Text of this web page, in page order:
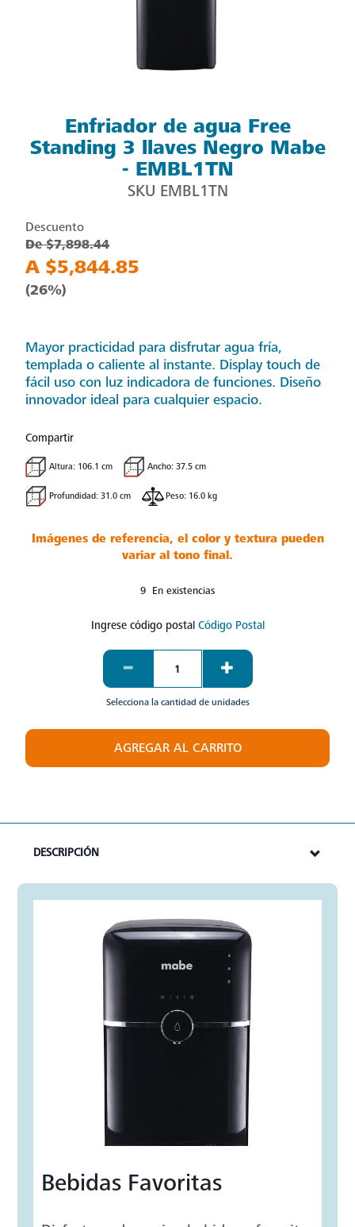
Enfriador de agua Free
Standing 3 llaves Negro Mabe
- EMBL1TN
SKU EMBL1TN
Descuento
De $7,898.44
A $5,844.85
(26%)
Mayor practicidad para disfrutar agua fría,
templada o caliente al instante. Display touch de
fácil uso con luz indicadora de funciones. Diseño
innovador ideal para cualquier espacio.
Compartir
Altura: 106.1 cm Ancho: 37.5 cm
Profundidad: 31.0 cm Peso: 16.0 kg
Imágenes de referencia, el color y textura pueden
variar al tono final.
9 En existencias
Ingrese código postal Código Postal
Selecciona la cantidad de unidades
AGREGAR AL CARRITO
DESCRIPCIÓN
Bebidas Favoritas